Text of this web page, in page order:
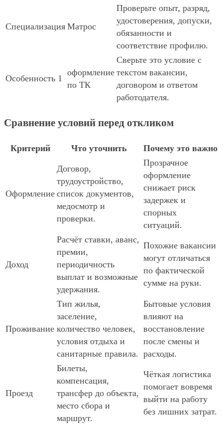
Специализация Матрос
Проверьте опыт, разряд,
удостоверения, допуски,
обязанности и
соответствие профилю.
Особенность 1
оформление
по ТК
Сверьте это условие с
текстом вакансии,
договором и ответом
работодателя.
Сравнение условий перед откликом
Критерий Что уточнить Почему это важно
Оформление
Договор,
трудоустройство,
список документов,
медосмотр и
проверки.
Прозрачное
оформление
снижает риск
задержек и
спорных
ситуаций.
Доход
Расчёт ставки, аванс,
премии,
периодичность
выплат и возможные
удержания.
Похожие вакансии
могут отличаться
по фактической
сумме на руки.
Проживание
Тип жилья,
заселение,
количество человек,
условия отдыха и
санитарные правила.
Бытовые условия
влияют на
восстановление
после смены и
расходы.
Проезд
Билеты,
компенсация,
трансфер до объекта,
место сбора и
маршрут.
Чёткая логистика
помогает вовремя
выйти на работу
без лишних затрат.